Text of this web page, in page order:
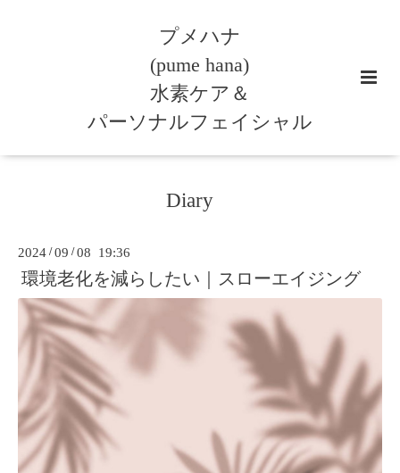
プメハナ
(pume hana)
水素ケア＆
パーソナルフェイシャル
Diary
2024 /09 /08 19:36
環境老化を減らしたい｜スローエイジング